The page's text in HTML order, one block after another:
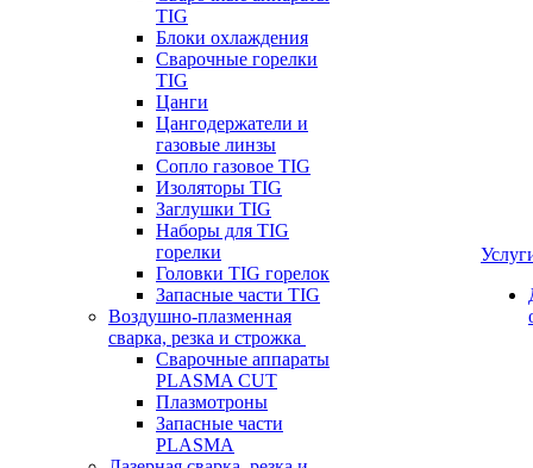
TIG
Блоки охлаждения
Сварочные горелки
TIG
Цанги
Цангодержатели и
газовые линзы
Сопло газовое TIG
Изоляторы TIG
Заглушки TIG
Наборы для TIG
горелки
Головки TIG горелок
Запасные части TIG
Воздушно-плазменная
сварка, резка и строжка
Сварочные аппараты
PLASMA CUT
Плазмотроны
Запасные части
PLASMA